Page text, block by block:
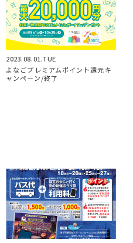
2023.08.01.TUE
よなごプレミアムポイント還元キ
ャンペーン/終了